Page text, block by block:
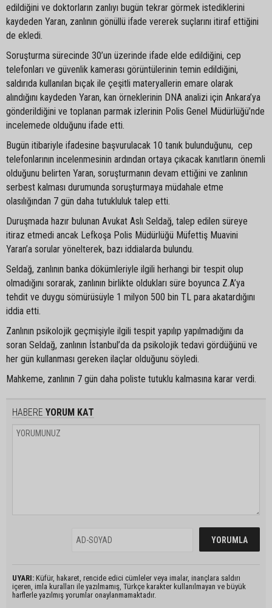
edildiğini ve doktorların zanlıyı bugün tekrar görmek istediklerini
kaydeden Yaran, zanlının gönüllü ifade vererek suçlarını itiraf ettiğini
de ekledi.
Soruşturma sürecinde 30’un üzerinde ifade elde edildiğini, cep
telefonları ve güvenlik kamerası görüntülerinin temin edildiğini,
saldırıda kullanılan bıçak ile çeşitli materyallerin emare olarak
alındığını kaydeden Yaran, kan örneklerinin DNA analizi için Ankara’ya
gönderildiğini ve toplanan parmak izlerinin Polis Genel Müdürlüğü’nde
incelemede olduğunu ifade etti.
Bugün itibariyle ifadesine başvurulacak 10 tanık bulunduğunu, cep
telefonlarının incelenmesinin ardından ortaya çıkacak kanıtların önemli
olduğunu belirten Yaran, soruşturmanın devam ettiğini ve zanlının
serbest kalması durumunda soruşturmaya müdahale etme
olasılığından 7 gün daha tutukluluk talep etti.
Duruşmada hazır bulunan Avukat Aslı Seldağ, talep edilen süreye
itiraz etmedi ancak Lefkoşa Polis Müdürlüğü Müfettiş Muavini
Yaran’a sorular yönelterek, bazı iddialarda bulundu.
Seldağ, zanlının banka dökümleriyle ilgili herhangi bir tespit olup
olmadığını sorarak, zanlının birlikte oldukları süre boyunca Z.A’ya
tehdit ve duygu sömürüsüyle 1 milyon 500 bin TL para akatardığını
iddia etti.
Zanlının psikolojik geçmişiyle ilgili tespit yapılıp yapılmadığını da
soran Seldağ, zanlının İstanbul’da da psikolojik tedavi gördüğünü ve
her gün kullanması gereken ilaçlar olduğunu söyledi.
Mahkeme, zanlının 7 gün daha poliste tutuklu kalmasına karar verdi.
HABERE YORUM KAT
UYARI: Küfür, hakaret, rencide edici cümleler veya imalar, inançlara saldırı
içeren, imla kuralları ile yazılmamış, Türkçe karakter kullanılmayan ve büyük
harflerle yazılmış yorumlar onaylanmamaktadır.